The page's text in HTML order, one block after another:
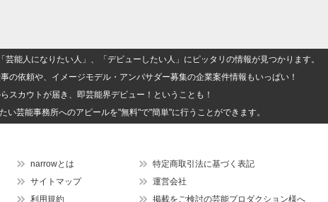
能人になりたい人」、「デビューしたい人」にピッタリの情報が見つかります。
依頼や、イメージモデル・アンバサダー募集の企業案件情報もいっぱい！
スカウトが届き、即芸能界デビュー！ということも！
芸能事務所へのアピールを"無料"で"簡単"に行うことができます。
narrowとは
サイトマップ
利用規約
特定商取引法に基づく表記
運営会社
掲載をご検討の芸能プロダクション様へ